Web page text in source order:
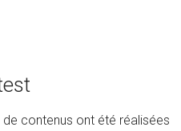
contenus ont été réalisées